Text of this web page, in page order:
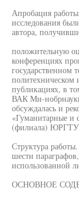
Апробация
исследования
автора,
положительную
конференциях
государственном
политехническом
публикациях, в
ВАК Ми-
обсуждалась и
«Гуманитарные и
(филиала)
Структура
шести
использованной
ОСНОВНОЕ